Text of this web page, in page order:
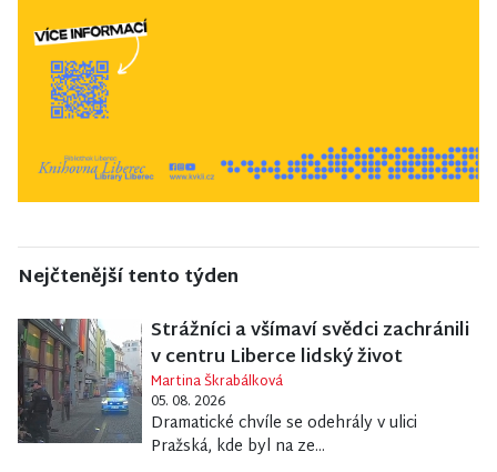
Nejčtenější tento týden
Strážníci a všímaví svědci zachránili
v centru Liberce lidský život
Martina Škrabálková
05. 08. 2026
Dramatické chvíle se odehrály v ulici
Pražská, kde byl na ze...